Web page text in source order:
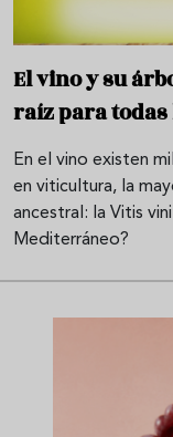
El vino y su
raíz para todas
En el vino existen
en viticultura, la
ancestral: la Vitis
Mediterráneo?